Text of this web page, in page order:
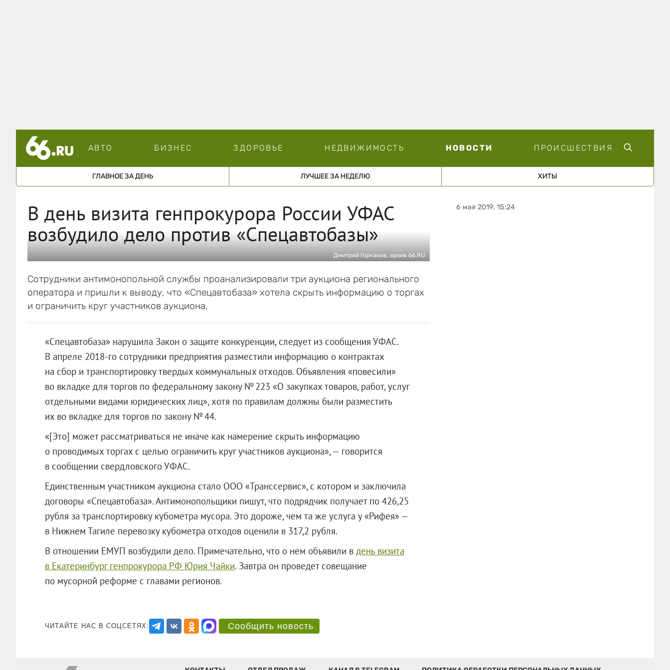
АВТО БИЗНЕС ЗДОРОВЬЕ НЕДВИЖИМОСТЬ НОВОСТИ ПРОИСШЕСТВИЯ
ГЛАВНОЕ ЗА ДЕНЬ ЛУЧШЕЕ ЗА НЕДЕЛЮ ХИТЫ
В день визита генпрокурора России УФАС
возбудило дело против «Спецавтобазы»
Дмитрий Горчаков, архив 66.RU
Сотрудники антимонопольной службы проанализировали три аукциона регионального
оператора и пришли к выводу, что «Спецавтобаза» хотела скрыть информацию о торгах
и ограничить круг участников аукциона.
«Спецавтобаза» нарушила Закон о защите конкуренции, следует из сообщения УФАС.
В апреле 2018-го сотрудники предприятия разместили информацию о контрактах
на сбор и транспортировку твердых коммунальных отходов. Объявления «повесили»
во вкладке для торгов по федеральному закону № 223 «О закупках товаров, работ, услуг
отдельными видами юридических лиц», хотя по правилам должны были разместить
их во вкладке для торгов по закону № 44.
«[Это] может рассматриваться не иначе как намерение скрыть информацию
о проводимых торгах с целью ограничить круг участников аукциона», — говорится
в сообщении свердловского УФАС.
Единственным участником аукциона стало ООО «Транссервис», с котором и заключила
договоры «Спецавтобаза». Антимонопольщики пишут, что подрядчик получает по 426,25
рубля за транспортировку кубометра мусора. Это дороже, чем та же услуга у «Рифея» —
в Нижнем Тагиле перевозку кубометра отходов оценили в 317,2 рубля.
В отношении ЕМУП возбудили дело. Примечательно, что о нем объявили в день визита
в Екатеринбург генпрокурора РФ Юрия Чайки. Завтра он проведет совещание
по мусорной реформе с главами регионов.
ЧИТАЙТЕ НАС В СОЦСЕТЯХ: Сообщить новость
6 мая 2019, 15:24